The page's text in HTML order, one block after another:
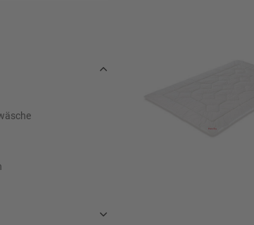
verfeinert von Kategorie: Bettwaren
Kategorie: Kissen
nach Kategorie: Oberbetten